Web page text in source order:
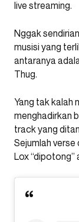
live streaming.
Nggak
musisi yang
antaranya
Thug.
Yang tak kalah
menghadirkan
track yang
Sejumlah verse
Lox “dipotong”